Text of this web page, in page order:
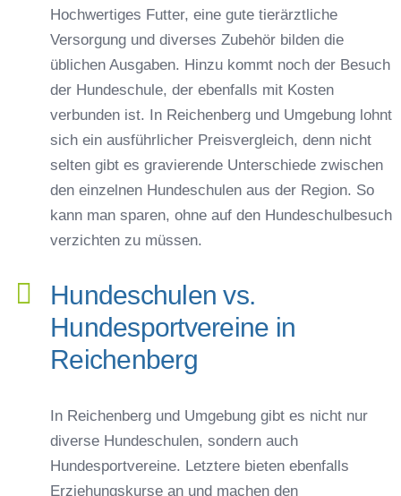
Hochwertiges Futter, eine gute tierärztliche
Versorgung und diverses Zubehör bilden die
üblichen Ausgaben. Hinzu kommt noch der Besuch
der Hundeschule, der ebenfalls mit Kosten
verbunden ist. In Reichenberg und Umgebung lohnt
sich ein ausführlicher Preisvergleich, denn nicht
selten gibt es gravierende Unterschiede zwischen
den einzelnen Hundeschulen aus der Region. So
kann man sparen, ohne auf den Hundeschulbesuch
verzichten zu müssen.
Hundeschulen vs.
Hundesportvereine in
Reichenberg
In Reichenberg und Umgebung gibt es nicht nur
diverse Hundeschulen, sondern auch
Hundesportvereine. Letztere bieten ebenfalls
Erziehungskurse an und machen den